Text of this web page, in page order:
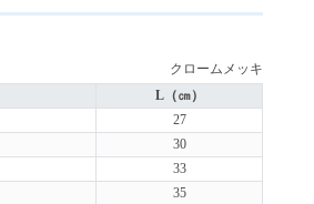
クロームメッキ
L（㎝）
27
30
33
35